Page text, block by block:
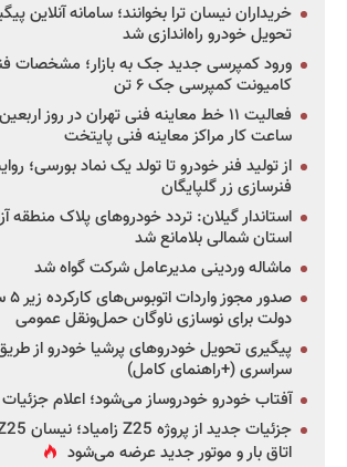
خریداران نیسان ترا بخوانند؛ سامانه آنلاین
تحویل خودرو راه‌اندازی شد
ورود کمپرسی جدید جک به بازار؛ مشخصات
کامیونت کمپرسی جک ۶ تن
فعالیت ۱۱ خط معاینه فنی تهران در روز
ساعت کار مراکز معاینه فنی پایتخت
از تولید فنر خودرو تا تولد یک نماد بورسی؛
فنرسازی زر گلپایگان
استان شمالی بلامانع شد
ماشاله وردینی مدیرعامل شرکت گواه شد
دولت برای نوسازی ناوگان حمل‌ونقل عمومی
پیگیری تحویل خودروهای پرشیا خودرو از
سراسری (+راهنمای کامل)
آفتاب خودرو خودروساز می‌شود؛ اعلام جزئیات
اتاق بار و موتور جدید عرضه می‌شود